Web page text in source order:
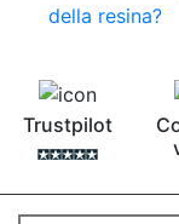
della resina?
Trustpilot